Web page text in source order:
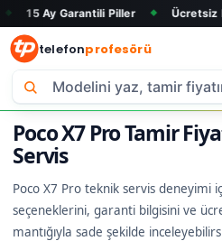
Piller ◆ Ücretsiz Kargo ◆
telefonprofesörü
Poco X7 Pro Tamir
Servis
Poco X7 Pro teknik servis deneyimi
seçeneklerini, garanti bilgisini ve
mantığıyla sade şekilde